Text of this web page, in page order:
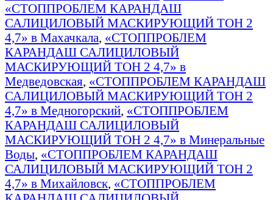
«СТОППРОБЛЕМ КАРАНДАШ
САЛИЦИЛОВЫЙ МАСКИРУЮЩИЙ ТОН 2
4,7» в Махачкала, «СТОППРОБЛЕМ
КАРАНДАШ САЛИЦИЛОВЫЙ
МАСКИРУЮЩИЙ ТОН 2 4,7» в
Медведовская, «СТОППРОБЛЕМ КАРАНДАШ
САЛИЦИЛОВЫЙ МАСКИРУЮЩИЙ ТОН 2
4,7» в Медногорский, «СТОППРОБЛЕМ
КАРАНДАШ САЛИЦИЛОВЫЙ
МАСКИРУЮЩИЙ ТОН 2 4,7» в Минеральные
Воды, «СТОППРОБЛЕМ КАРАНДАШ
САЛИЦИЛОВЫЙ МАСКИРУЮЩИЙ ТОН 2
4,7» в Михайловск, «СТОППРОБЛЕМ